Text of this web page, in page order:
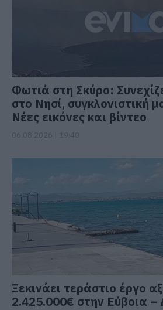
Φωτιά στη Σκύρο:
στο Νησί, συγκλονιστική
Νέες εικόνες και βίντεο
Ξεκινάει τεράστιο έργο
2.425.000€ στην Εύβοια –